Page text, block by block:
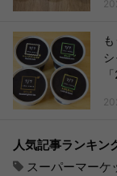
人気記事ランキン
スーパーマーケ